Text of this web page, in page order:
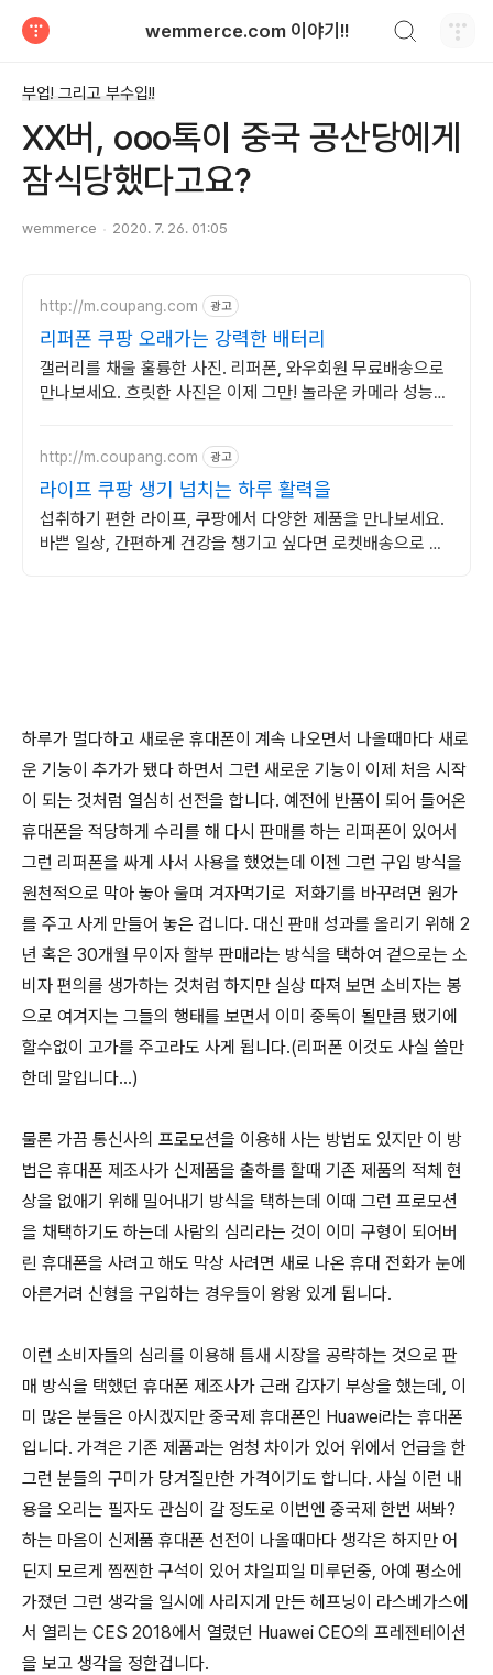
wemmerce.com 이야기!!
부업! 그리고 부수입!!
XX버, ooo톡이 중국 공산당에게
잠식당했다고요?
wemmerce 2020. 7. 26. 01:05
http://m.coupang.com 광고
리퍼폰 쿠팡 오래가는 강력한 배터리
갤러리를 채울 훌륭한 사진. 리퍼폰, 와우회원 무료배송으로
만나보세요. 흐릿한 사진은 이제 그만! 놀라운 카메라 성능으
http://m.coupang.com 광고
라이프 쿠팡 생기 넘치는 하루 활력을
섭취하기 편한 라이프, 쿠팡에서 다양한 제품을 만나보세요.
바쁜 일상, 간편하게 건강을 챙기고 싶다면 로켓배송으로 받
하루가 멀다하고 새로운 휴대폰이 계속 나오면서 나올때마다 새로
운 기능이 추가가 됐다 하면서 그런 새로운 기능이 이제 처음 시작
이 되는 것처럼 열심히 선전을 합니다. 예전에 반품이 되어 들어온
휴대폰을 적당하게 수리를 해 다시 판매를 하는 리퍼폰이 있어서
그런 리퍼폰을 싸게 사서 사용을 했었는데 이젠 그런 구입 방식을
원천적으로 막아 놓아 울며 겨자먹기로 저화기를 바꾸려면 원가
를 주고 사게 만들어 놓은 겁니다. 대신 판매 성과를 올리기 위해 2
년 혹은 30개월 무이자 할부 판매라는 방식을 택하여 겉으로는 소
비자 편의를 생가하는 것처럼 하지만 실상 따져 보면 소비자는 봉
으로 여겨지는 그들의 행태를 보면서 이미 중독이 될만큼 됐기에
할수없이 고가를 주고라도 사게 됩니다.(리퍼폰 이것도 사실 쓸만
한데 말입니다...)
물론 가끔 통신사의 프로모션을 이용해 사는 방법도 있지만 이 방
법은 휴대폰 제조사가 신제품을 출하를 할때 기존 제품의 적체 현
상을 없애기 위해 밀어내기 방식을 택하는데 이때 그런 프로모션
을 채택하기도 하는데 사람의 심리라는 것이 이미 구형이 되어버
린 휴대폰을 사려고 해도 막상 사려면 새로 나온 휴대 전화가 눈에
아른거려 신형을 구입하는 경우들이 왕왕 있게 됩니다.
이런 소비자들의 심리를 이용해 틈새 시장을 공략하는 것으로 판
매 방식을 택했던 휴대폰 제조사가 근래 갑자기 부상을 했는데, 이
미 많은 분들은 아시겠지만 중국제 휴대폰인 Huawei라는 휴대폰
입니다. 가격은 기존 제품과는 엄청 차이가 있어 위에서 언급을 한
그런 분들의 구미가 당겨질만한 가격이기도 합니다. 사실 이런 내
용을 오리는 필자도 관심이 갈 정도로 이번엔 중국제 한번 써봐?
하는 마음이 신제품 휴대폰 선전이 나올때마다 생각은 하지만 어
딘지 모르게 찜찐한 구석이 있어 차일피일 미루던중, 아예 평소에
가졌던 그런 생각을 일시에 사리지게 만든 헤프닝이 라스베가스에
서 열리는 CES 2018에서 열렸던 Huawei CEO의 프레젠테이션
을 보고 생각을 정한겁니다.